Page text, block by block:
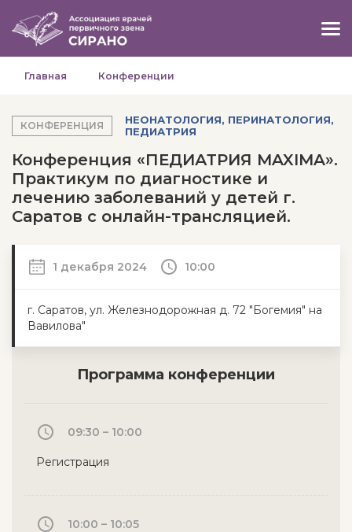
Главная Конференции
КОНФЕРЕНЦИЯ
НЕОНАТОЛОГИЯ, ПЕРИНАТОЛОГИЯ,
ПЕДИАТРИЯ
Конференция «ПЕДИАТРИЯ MAXIMA».
Практикум по диагностике и
лечению заболеваний у детей г.
Саратов с онлайн-трансляцией.
1 декабря 2024 10:00
г. Саратов, ул. Железнодорожная д. 72 "Богемия" на
Вавилова"
Программа конференции
09:30 – 10:00
Регистрация
10:00 – 10:05